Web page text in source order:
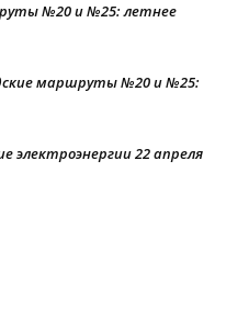
№20 и №25: летнее
маршруты №20 и №25:
электроэнергии 22 апреля